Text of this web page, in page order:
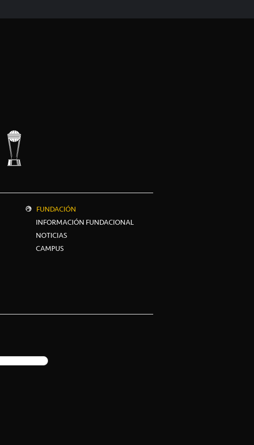
FUNDACIÓN
INFORMACIÓN FUNDACIONAL
NOTICIAS
CAMPUS